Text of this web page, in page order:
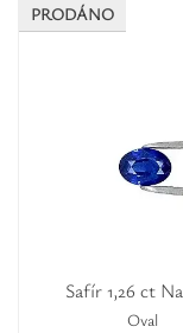
Safír 1,26 ct
Oval
PRODÁNO